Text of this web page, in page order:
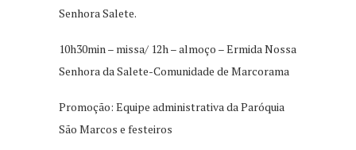
Senhora Salete.
10h30min – missa/ 12h – almoço – Ermida Nossa
Senhora da Salete-Comunidade de Marcorama
Promoção: Equipe administrativa da Paróquia
São Marcos e festeiros